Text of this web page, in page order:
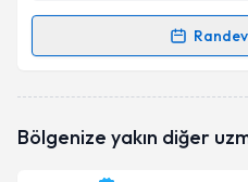
Randevu Takvimi
oluşturun. Size bu
Bölgenize yakın diğer